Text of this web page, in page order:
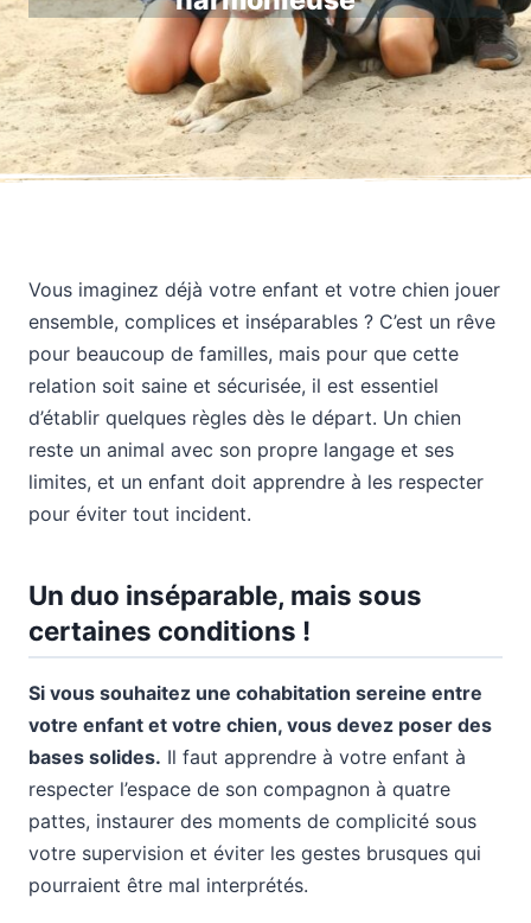
Vous imaginez déjà votre enfant et votre chien jouer
ensemble, complices et inséparables ? C’est un rêve
pour beaucoup de familles, mais pour que cette
relation soit saine et sécurisée, il est essentiel
d’établir quelques règles dès le départ. Un chien
reste un animal avec son propre langage et ses
limites, et un enfant doit apprendre à les respecter
pour éviter tout incident.
Un duo inséparable, mais sous
certaines conditions !
Si vous souhaitez une cohabitation sereine entre
votre enfant et votre chien, vous devez poser des
bases solides. Il faut apprendre à votre enfant à
respecter l’espace de son compagnon à quatre
pattes, instaurer des moments de complicité sous
votre supervision et éviter les gestes brusques qui
pourraient être mal interprétés.